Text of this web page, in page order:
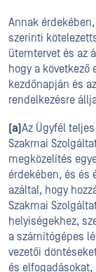
Annak érdekében,
szerinti
ütemtervet és az
hogy a
kezdőnapján és
rendelkezésre
(a)Az Ügyfél
Szakmai
megközelítés
érdekében, és és
azáltal, hogy
Szakmai
helyiségekhez,
a számítógépes
vezetői
és elfogadásokat,